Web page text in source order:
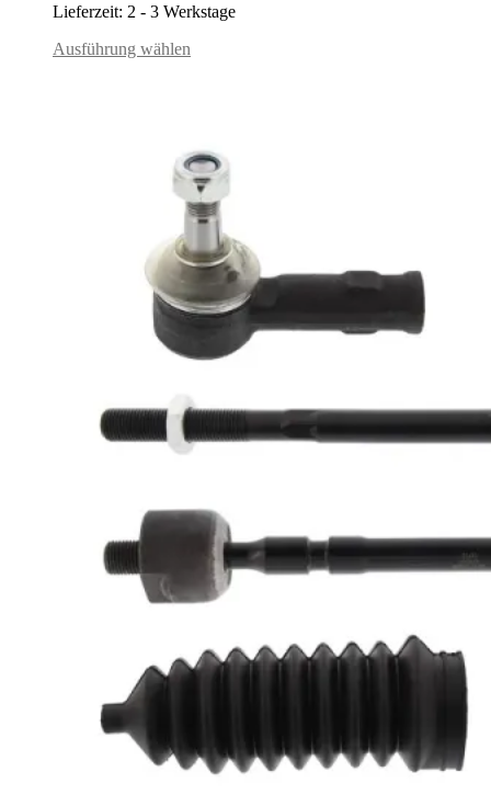
Lieferzeit: 2 - 3 Werkstage
Ausführung wählen